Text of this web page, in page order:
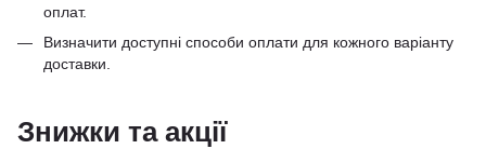
оплат.
Визначити доступні способи оплати для кожного варіанту
доставки.
Знижки та акції